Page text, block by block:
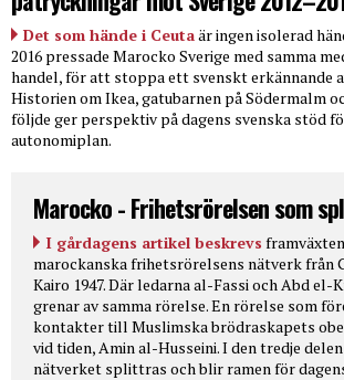
Det som hände i Ceutaär ingen isolerad
2016 pressade Marocko Sverige med samma
handel, för att stoppa ett svenskt erkännande
Historien om Ikea, gatubarnen på Södermalm
följde ger perspektiv på dagens svenska stöd
autonomiplan.
Marocko - Frihetsrörelsen som
I gårdagens artikel beskrevs
marockanska frihetsrörelsens nätverk från
Kairo 1947. Där ledarna al-Fassi och Abd el-
grenar av samma rörelse. En rörelse som
kontakter till Muslimska brödraskapets
vid tiden, Amin al-Husseini. I den tredje
nätverket splittras och blir ramen för